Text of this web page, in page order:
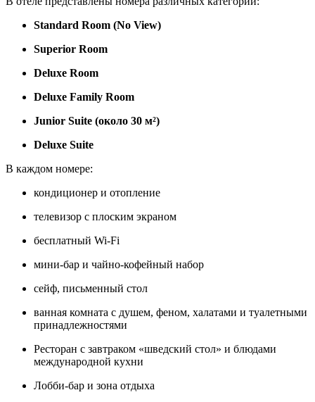
Standard Room (No View)
Superior Room
Deluxe Room
Deluxe Family Room
Junior Suite (около 30 м²)
Deluxe Suite
В каждом номере:
кондиционер и отопление
телевизор с плоским экраном
бесплатный Wi-Fi
мини-бар и чайно-кофейный набор
сейф, письменный стол
ванная комната с душем, феном, халатами и туалетными
принадлежностями
Ресторан с завтраком «шведский стол» и блюдами
международной кухни
Лобби-бар и зона отдыха